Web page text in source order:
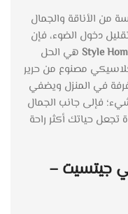
من الأناقة والجمال
دخول الضوء، فإن
Style هي الحل
مصنوع من حرير
في المنزل ويضفي
فإلى جانب الجمال
تجعل حياتك أكثر راحة
جيتسيت –